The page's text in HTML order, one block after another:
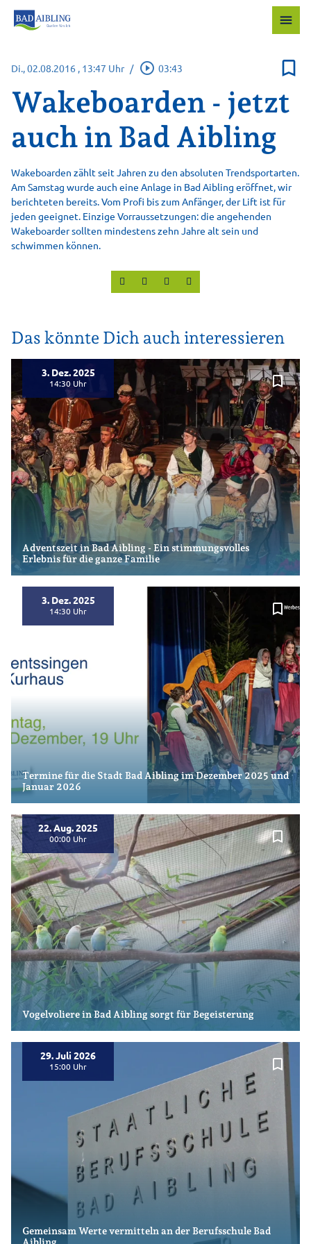
menu
Di., 02.08.2016 , 13:47 Uhr / play_circle_outline 03:43 bookmark_border
Wakeboarden - jetzt
auch in Bad Aibling
Wakeboarden zählt seit Jahren zu den absoluten Trendsportarten.
Am Samstag wurde auch eine Anlage in Bad Aibling eröffnet, wir
berichteten bereits. Vom Profi bis zum Anfänger, der Lift ist für
jeden geeignet. Einzige Vorraussetzungen: die angehenden
Wakeboarder sollten mindestens zehn Jahre alt sein und
schwimmen können.
Das könnte Dich auch interessieren
bookmark_border
3. Dez. 2025
14:30
Adventszeit in Bad Aibling - Ein stimmungsvolles
Erlebnis für die ganze Familie
bookmark_border
3. Dez. 2025
14:30
Termine für die Stadt Bad Aibling im Dezember 2025 und
Januar 2026
bookmark_border
22. Aug. 2025
00:00
Vogelvoliere in Bad Aibling sorgt für Begeisterung
bookmark_border
29. Juli 2026
15:00
Gemeinsam Werte vermitteln an der Berufsschule Bad